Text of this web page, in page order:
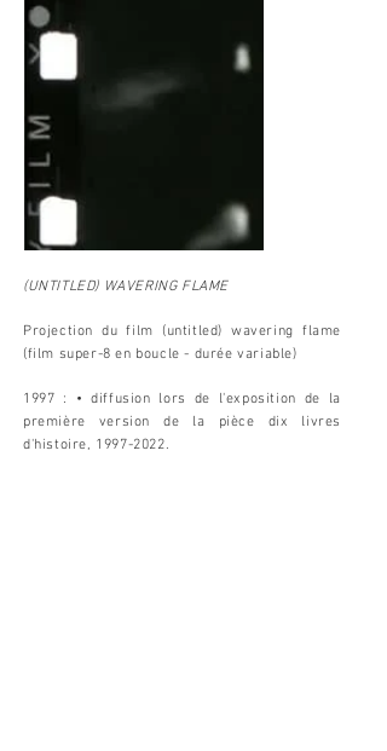
(UNTITLED) WAVERING FLAME
Projection du film (untitled) wavering flame
(film super-8 en boucle - durée variable) ​
1997 : • diffusion lors de l'exposition de la
première version de la pièce dix livres
d'histoire, 1997-2022.